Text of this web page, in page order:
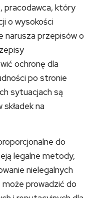
pracodawca, który
o wysokości
narusza przepisów o
ochronę dla
po stronie
sytuacjach są
składek na
do
legalne metody,
nielegalnych
prowadzić do